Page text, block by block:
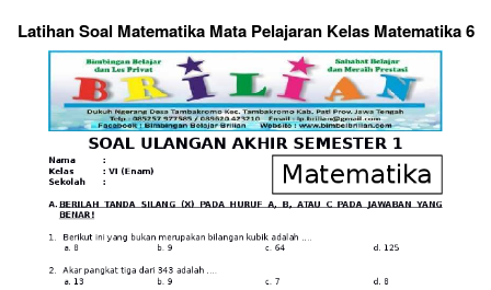
Latihan Soal Matematika Mata Pelajaran Kelas Matematika 6